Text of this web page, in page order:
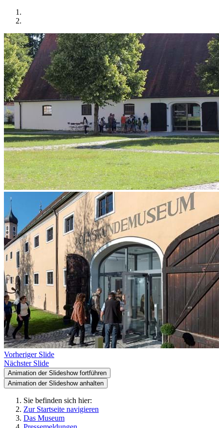
Vorheriger Slide
Nächster Slide
Animation der Slideshow fortführen
Animation der Slideshow anhalten
Sie befinden sich hier:
Zur Startseite navigieren
Das Museum